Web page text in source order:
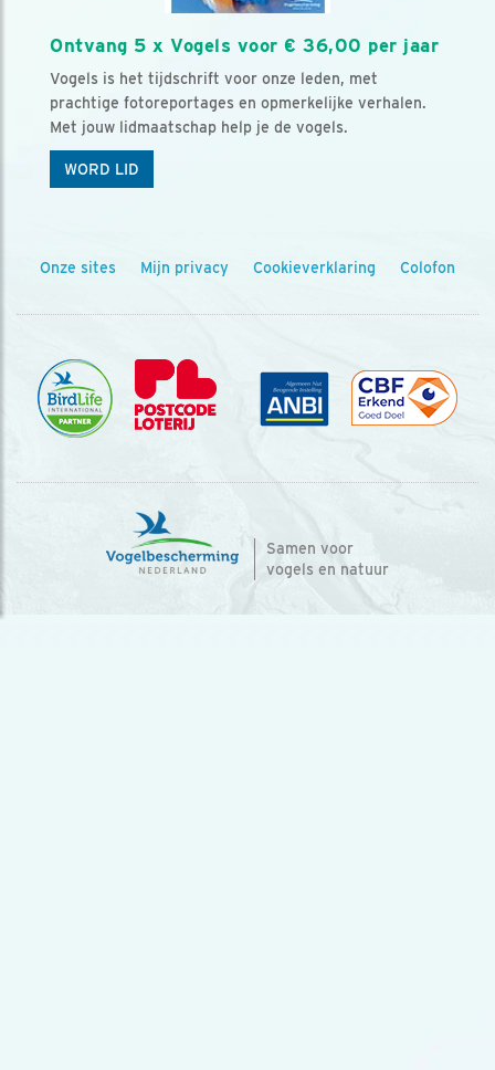
Ontvang 5 x Vogels voor € 36,00 per jaar
Vogels is het tijdschrift voor onze leden, met
prachtige fotoreportages en opmerkelijke verhalen.
Met jouw lidmaatschap help je de vogels.
WORD LID
Onze sites Mijn privacy Cookieverklaring Colofon
Samen voor
vogels en natuur